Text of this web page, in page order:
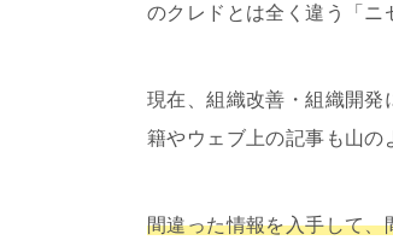
のクレドとは全く違う「ニ
現在、組織改善・組織開発
籍やウェブ上の記事も山の
間違った情報を入手して